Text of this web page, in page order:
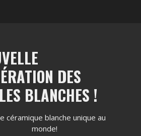
DES
BLANCHES !
céramique blanche unique au
monde!